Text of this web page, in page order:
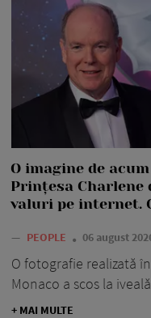
O imagine de
Prințesa Charlene
valuri pe internet.
— PEOPLE 06 august
O fotografie realizată
Monaco a scos la
+ MAI MULTE